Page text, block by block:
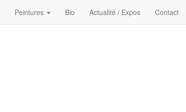
Peintures Bio Actualité / Expos Contact